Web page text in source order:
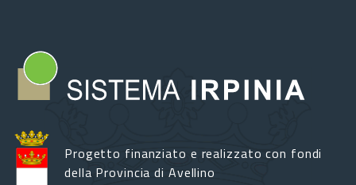
Progetto finanziato e realizzato con fondi
della Provincia di Avellino